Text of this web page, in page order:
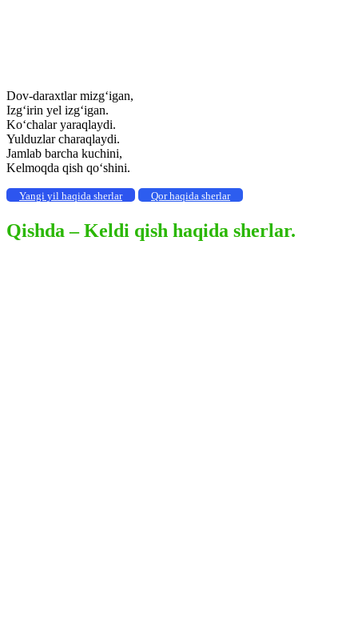
Dov-daraxtlar mizg‘igan,
Izg‘irin уel izg‘igan.
Ko‘chalar yaraqlaydi.
Yulduzlar charaqlaydi.
Jamlab barcha kuchini,
Kelmoqda qish qo‘shini.
Yangi yil haqida sherlar Qor haqida sherlar
Qishda – Keldi qish haqida sherlar.